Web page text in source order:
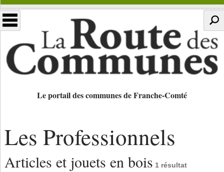
Le portail des communes de Franche-Comté
Les Professionnels
Articles et jouets en bois 1 résultat